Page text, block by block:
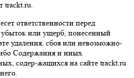
trackt.ru.
ответственности перед
или ущерб, понесенный
удаления, сбоя или невозможно-
Содержания и иных
содер-жащихся на сайте trackt.ru